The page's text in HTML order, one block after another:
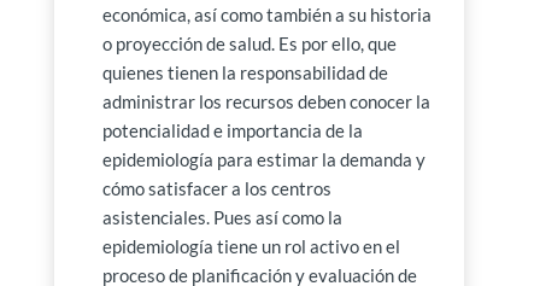
económica, así como también a su historia
o proyección de salud. Es por ello, que
quienes tienen la responsabilidad de
administrar los recursos deben conocer la
potencialidad e importancia de la
epidemiología para estimar la demanda y
cómo satisfacer a los centros
asistenciales. Pues así como la
epidemiología tiene un rol activo en el
proceso de planificación y evaluación de